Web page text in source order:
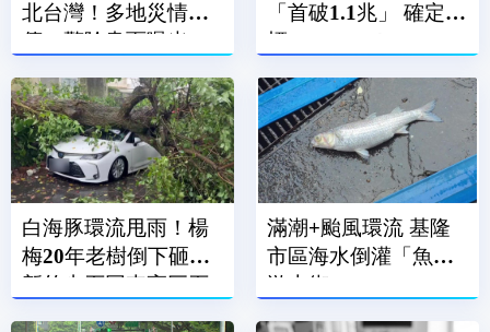
北台灣！多地災情頻
傳 驚險畫面曝光
「首破1.1兆」 確定達
標GDP 3%！
白海豚環流甩雨！楊
梅20年老樹倒下砸車
新竹尖石同車高巨石
滿潮+颱風環流 基隆
市區海水倒灌「魚兒
游上街」